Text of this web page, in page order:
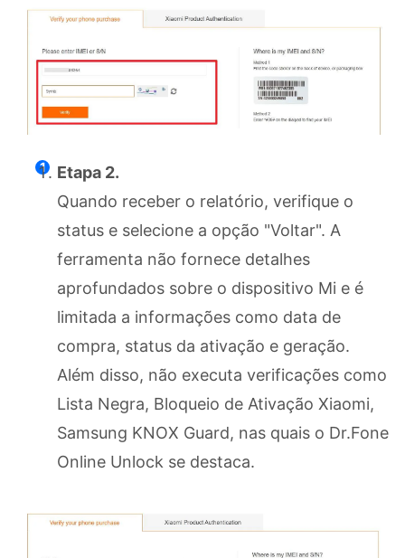
Etapa 2.
Quando receber o relatório, verifique o
status e selecione a opção "Voltar". A
ferramenta não fornece detalhes
aprofundados sobre o dispositivo Mi e é
limitada a informações como data de
compra, status da ativação e geração.
Além disso, não executa verificações como
Lista Negra, Bloqueio de Ativação Xiaomi,
Samsung KNOX Guard, nas quais o Dr.Fone
Online Unlock se destaca.